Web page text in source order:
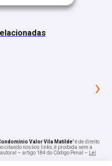
›
Valor Vila Matilde" é de direito
citando nossos links, é proibida sem a
– artigo 184 do Código Penal –
Lei